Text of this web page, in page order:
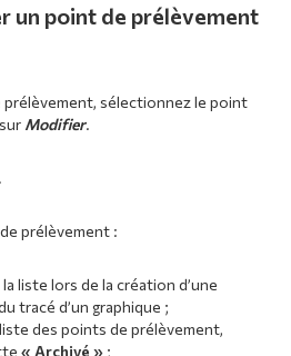
un point de prélèvement
prélèvement, sélectionnez le point
Modifier.
prélèvement :
la liste lors de la création d’une
tracé d’un graphique ;
des points de prélèvement,
« Archivé » ;